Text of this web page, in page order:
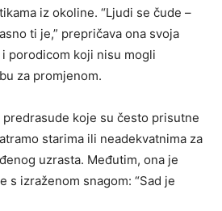
iz okoline. “Ljudi se čude –
ti je,” prepričava ona svoja
porodicom koji nisu mogli
za promjenom.
predrasude koje su često prisutne
starima ili neadekvatnima za
uzrasta. Međutim, ona je
s izraženom snagom: “Sad je